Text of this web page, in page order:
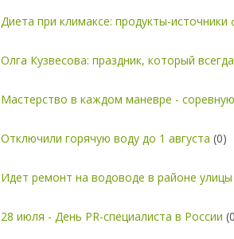
Диета при климаксе: продукты-источники
Олга Кузвесова: праздник, который
Мастерство в каждом маневре -
Отключили горячую воду до 1 августа (0)
Идет ремонт на водоводе в районе
28 июля - День PR-специалиста в России